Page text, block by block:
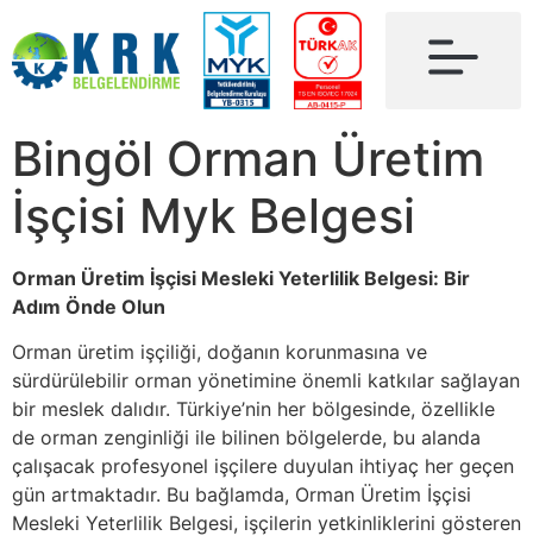
Bingöl Orman Üretim
İşçisi Myk Belgesi
Orman Üretim İşçisi Mesleki Yeterlilik Belgesi: Bir
Adım Önde Olun
Orman üretim işçiliği, doğanın korunmasına ve
sürdürülebilir orman yönetimine önemli katkılar sağlayan
bir meslek dalıdır. Türkiye’nin her bölgesinde, özellikle
de orman zenginliği ile bilinen bölgelerde, bu alanda
çalışacak profesyonel işçilere duyulan ihtiyaç her geçen
gün artmaktadır. Bu bağlamda, Orman Üretim İşçisi
Mesleki Yeterlilik Belgesi, işçilerin yetkinliklerini gösteren